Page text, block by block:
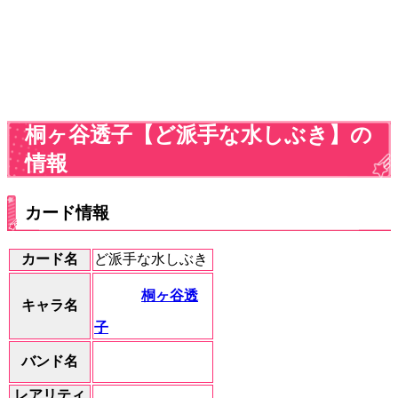
桐ヶ谷透子【ど派手な水しぶき】の
情報
カード情報
カード名 ど派手な水しぶき
キャラ名
桐ヶ谷透
子
バンド名